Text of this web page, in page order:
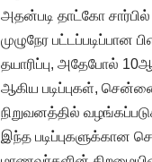
அதன்படி தாட்கோ சார்பில்
முழுநேர
தயாரிப்பு, அதேபோல்
ஆகிய படிப்புகள்,
நிறுவனத்தில்
இந்த படிப்புகளுக்கான